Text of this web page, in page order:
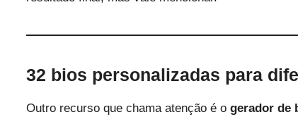
32 bios personalizadas para
Outro recurso que chama atenção é o gerador de